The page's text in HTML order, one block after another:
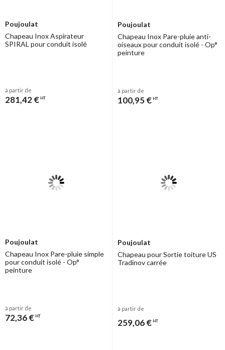
Poujoulat
Chapeau Inox Aspirateur
SPIRAL pour conduit isolé
à partir de
281,42 € HT
Poujoulat
Chapeau Inox Pare-pluie anti-
oiseaux pour conduit isolé - Op°
peinture
à partir de
100,95 € HT
Poujoulat
Chapeau Inox Pare-pluie simple
pour conduit isolé - Op°
peinture
à partir de
72,36 € HT
Poujoulat
Chapeau pour Sortie toiture US
Tradinov carrée
à partir de
259,06 € HT